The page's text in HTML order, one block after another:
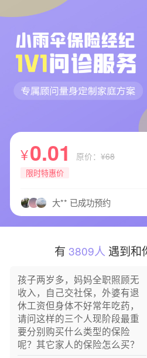
¥0.01 原价：¥68
限时特惠价
闫** 已成功预约
胡** 已成功预约
陈** 已成功预约
M** 已成功预约
大** 已成功预约
大** 已成功预约
抖** 已成功预约
我** 已成功预约
吴** 已成功预约
聪** 已成功预约
夏** 已成功预约
伍** 已成功预约
奶** 已成功预约
奶** 已成功预约
谢** 已成功预约
王** 已成功预约
有 3809人 遇到和
孩子两岁多，妈妈全职照顾无
收入，自己交社保，外婆有退
休工资但身体不好常年吃药，
请问这样的三个人现阶段最重
要分别购买什么类型的保险
呢？其它家人的保险怎么买？